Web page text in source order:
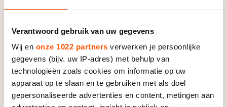
Verantwoord gebruik van uw gegevens
Wij en onze 1022 partners verwerken je persoonlijke
gegevens (bijv. uw IP-adres) met behulp van
technologieën zoals cookies om informatie op uw
apparaat op te slaan en te gebruiken met als doel
gepersonaliseerde advertenties en content, metingen aan
Gerwin Smit doet verder niet veel anders dan
bij Brink Trekhaken, vlecht zijn trainingen in tijdens de
schaarse vrije uurtjes en werkt op de speciaal voor
hem geschreven trainingsschema’s van Johnny
Colpaert. Daar zit het verschil niet in. Maar wel in de
rust die hij nu in zijn hoofd heeft. ’’Ik heb een huis